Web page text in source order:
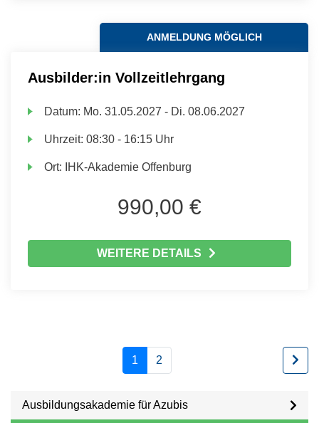
ANMELDUNG MÖGLICH
Ausbilder:in Vollzeitlehrgang
Datum: Mo. 31.05.2027 - Di. 08.06.2027
Uhrzeit:08:30 - 16:15 Uhr
Ort: IHK-Akademie Offenburg
990,00 €
WEITERE DETAILS
1 2
Ausbildungsakademie für Azubis